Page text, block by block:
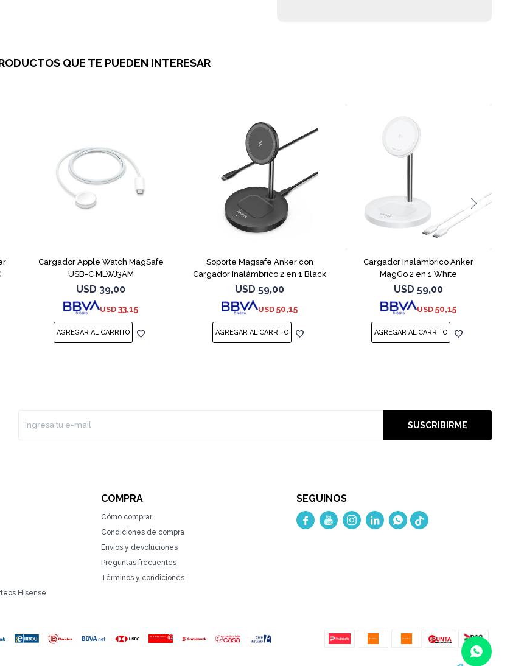
QUE TE PUEDEN INTERESAR
Cargador Apple Watch MagSafe
USB-C MLWJ3AM
USD 39,00
USD 33,15
Soporte Magsafe Anker con
Cargador Inalámbrico 2 en 1 Black
USD 59,00
USD 50,15
Cargador Inalámbrico Anker
MagGo 2 en 1 White
USD 59,00
USD 50,15
SUSCRIBIRME
Hisense
COMPRA
Cómo comprar
Condiciones de compra
Envíos y devoluciones
Preguntas frecuentes
Términos y condiciones
SEGUINOS
    